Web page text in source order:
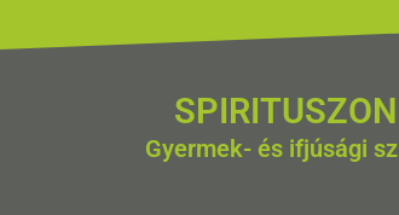
Gyermek- és ifjúsági